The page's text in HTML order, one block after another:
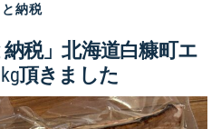
と納税
納税」北海道白糠町エ
頂きました